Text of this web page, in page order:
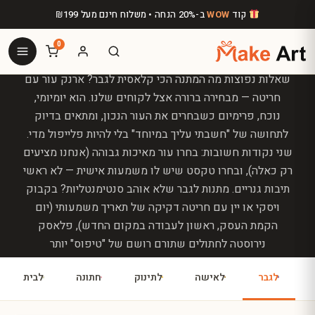
דלג לתוכן הראשי קוד WOWב-20% הנחה • משלוח חינם מעל ₪199
0
מתאים לכוסות, פלאסקים או מחזיק מפתחות עם שם; יום
האב — פטיש מעוצב או כוס ויסקי עם הקדשה רגשית;
חתונה — שעון עץ מעוצב או מחזיק קלפים אישי. אנחנו
ממליצים גם על מתנות עם חריטה שלנו לבחירה מקיפה.
שאלות נפוצות מה המתנה הכי קלאסית לגבר? ארנק עור עם
חריטה — מבחירה ברורה אצל לקוחים שלנו. הוא יומיומי,
נוכח, פרימיום כשבחרים את העור הנכון, ומתאים בדיוק
לתחושה של "חשבתי עליך במיוחד" בלי להיות פלייפול מדי.
שני נקודות חשובות: בחרו עור מאיכות גבוהה (אנחנו מציעים
רק כאלה), ובחרו טקסט שיש לו משמעות אישית — לא ראשי
תיבות גנריים. מתנות לגבר שלא אוהב סנטימנטליות? בקבוק
ויסקי או יין עם חריטה דקיקה של תאריך משמעותי (יום
הקמת העסק, ראשון לעבודה במקום החדש), פלאסק
נירוסטה לחתולים שתורם רושם של "טיפוס" יותר
מ"רומנטיקה", או מחזיק מפתחות במתכת/עץ עם לוגו של
החברה האהובה עליו (קבוצת ספורט, להקה, מקצוע). חריטה
דקה ומדויקת יוצרת אופי עניני בלי להגיע ל"חמוד". מתאים
לגבר לאישה לתינוק חתונה לבית